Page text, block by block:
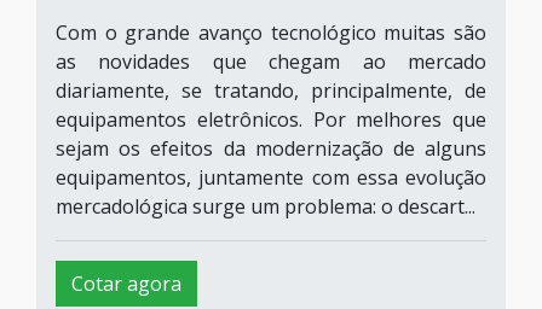
Com o grande avanço tecnológico muitas são
as novidades que chegam ao mercado
diariamente, se tratando, principalmente, de
equipamentos eletrônicos. Por melhores que
sejam os efeitos da modernização de alguns
equipamentos, juntamente com essa evolução
mercadológica surge um problema: o descart...
Cotar agora